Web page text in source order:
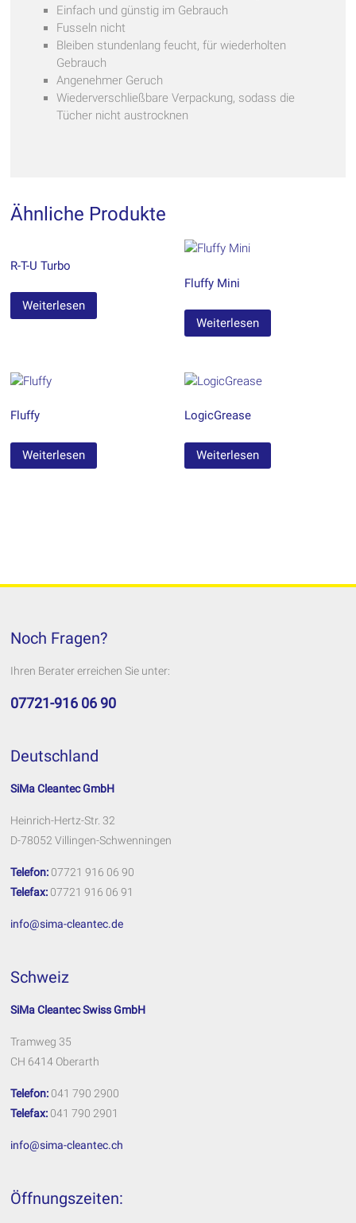
Einfach und günstig im Gebrauch
Fusseln nicht
Bleiben stundenlang feucht, für wiederholten
Gebrauch
Angenehmer Geruch
Wiederverschließbare Verpackung, sodass die
Tücher nicht austrocknen
Ähnliche Produkte
R-T-U Turbo
Weiterlesen
Fluffy Mini
Weiterlesen
Fluffy
Weiterlesen
LogicGrease
Weiterlesen
Noch Fragen?
Ihren Berater erreichen Sie unter:
07721-916 06 90
Deutschland
SiMa Cleantec GmbH
Heinrich-Hertz-Str. 32
D-78052 Villingen-Schwenningen
Telefon: 07721 916 06 90
Telefax: 07721 916 06 91
info@sima-cleantec.de
Schweiz
SiMa Cleantec Swiss GmbH
Tramweg 35
CH 6414 Oberarth
Telefon: 041 790 2900
Telefax: 041 790 2901
info@sima-cleantec.ch
Öffnungszeiten: